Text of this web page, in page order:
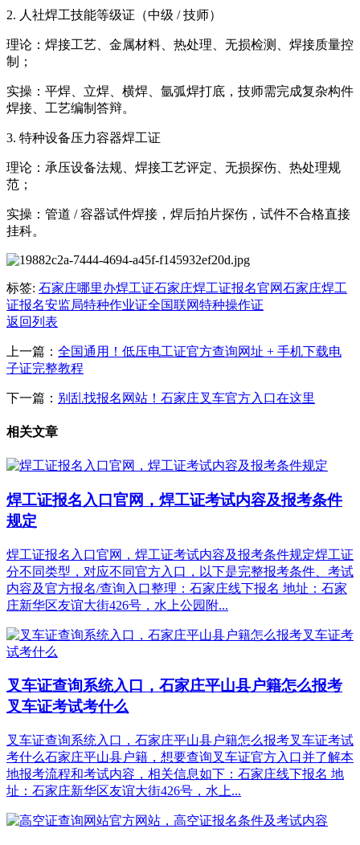
2. 人社焊工技能等级证（中级 / 技师）
理论：焊接工艺、金属材料、热处理、无损检测、焊接质量控
制；
实操：平焊、立焊、横焊、氩弧焊打底，技师需完成复杂构件
焊接、工艺编制答辩。
3. 特种设备压力容器焊工证
理论：承压设备法规、焊接工艺评定、无损探伤、热处理规
范；
实操：管道 / 容器试件焊接，焊后拍片探伤，试件不合格直接
挂科。
标签: 石家庄哪里办焊工证石家庄焊工证报名官网石家庄焊工
证报名安监局特种作业证全国联网特种操作证
返回列表
上一篇： 全国通用！低压电工证官方查询网址 + 手机下载电
子证完整教程
下一篇： 别乱找报名网站！石家庄叉车官方入口在这里
相关文章
焊工证报名入口官网，焊工证考试内容及报考条件
规定
焊工证报名入口官网，焊工证考试内容及报考条件规定焊工证
分不同类型，对应不同官方入口，以下是完整报考条件、考试
内容及官方报名/查询入口整理：石家庄线下报名 地址：石家
庄新华区友谊大街426号，水上公园附...
叉车证查询系统入口，石家庄平山县户籍怎么报考
叉车证考试考什么
叉车证查询系统入口，石家庄平山县户籍怎么报考叉车证考试
考什么石家庄平山县户籍，想要查询叉车证官方入口并了解本
地报考流程和考试内容，相关信息如下：石家庄线下报名 地
址：石家庄新华区友谊大街426号，水上...